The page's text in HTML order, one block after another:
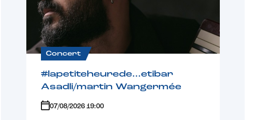
Concert
#lapetiteheurede…etibar
Asadli/martin Wangermée
07/08/2026 19:00